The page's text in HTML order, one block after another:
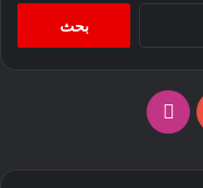
‫YouTubeانستقرام